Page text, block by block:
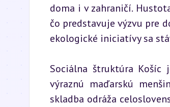
doma i v zahraničí.
čo predstavuje výzvu pre
ekologické iniciatívy sa
Sociálna štruktúra Košíc
výraznú maďarskú
skladba odráža